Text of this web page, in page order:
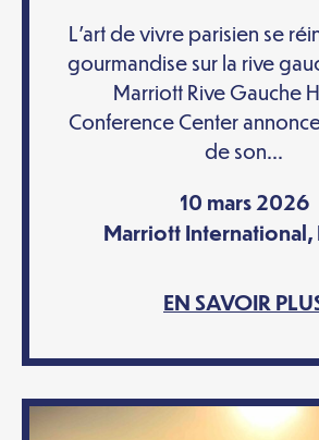
L’art de vivre parisien se
gourmandise sur la rive
Marriott Rive Gauche
Conference Center
de son...
10 mars 2026
Marriott International,
EN SAVOIR